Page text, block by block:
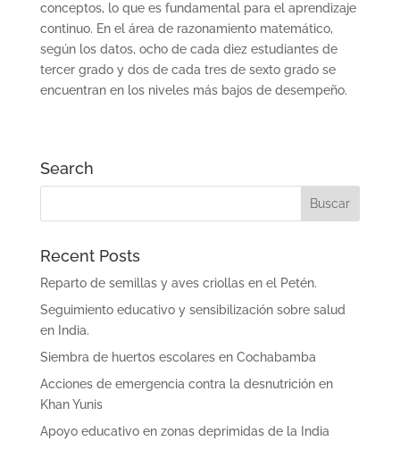
conceptos, lo que es fundamental para el aprendizaje
continuo. En el área de razonamiento matemático,
según los datos, ocho de cada diez estudiantes de
tercer grado y dos de cada tres de sexto grado se
encuentran en los niveles más bajos de desempeño.
Search
Recent Posts
Reparto de semillas y aves criollas en el Petén.
Seguimiento educativo y sensibilización sobre salud
en India.
Siembra de huertos escolares en Cochabamba
Acciones de emergencia contra la desnutrición en
Khan Yunis
Apoyo educativo en zonas deprimidas de la India